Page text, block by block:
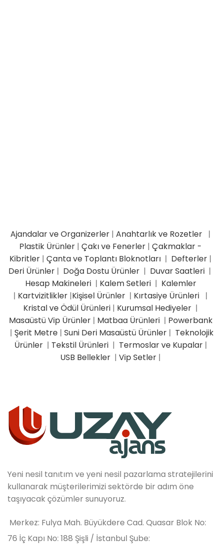
Ajandalar ve Organizerler | Anahtarlık ve Rozetler |
Plastik Ürünler | Çakı ve Fenerler | Çakmaklar -
Kibritler | Çanta ve Toplantı Bloknotları | Defterler |
Deri Ürünler| Doğa Dostu Ürünler | Duvar Saatleri |
Hesap Makineleri| Kalem Setleri| Kalemler
| Kartvizitlikler |Kişisel Ürünler | Kırtasiye Ürünleri |
Kristal ve Ödül Ürünleri | Kurumsal Hediyeler |
Masaüstü Vip Ürünler| Matbaa Ürünleri| Powerbank
| Şerit Metre| Suni Deri Masaüstü Ürünler| Teknolojik
Ürünler | Tekstil Ürünleri | Termoslar ve Kupalar|
USB Bellekler | Vip Setler |
Yeni nesil tanıtım ve yeni nesil pazarlama stratejilerini
kullanarak müşterilerimizi sektörde bir adım öne
taşıyacak çözümler sunuyoruz.
Merkez: Fulya Mah. Büyükdere Cad. Quasar Blok No:
76 İç Kapı No: 188 Şişli / İstanbul Şube: